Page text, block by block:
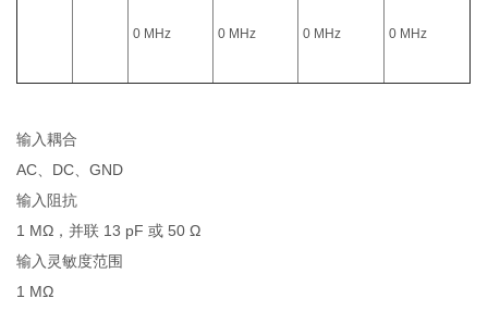
0 MHz 0 MHz 0 MHz 0 MHz
输入耦合
AC、DC、GND
输入阻抗
1 MΩ，并联 13 pF 或 50 Ω
输入灵敏度范围
1 MΩ